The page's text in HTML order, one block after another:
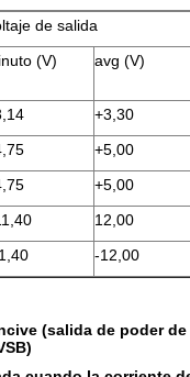
de salida
(V)
avg (V)
+3,30
+5,00
+5,00
12,00
-12,00
(salida de poder de